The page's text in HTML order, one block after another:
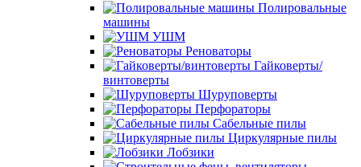
Полировальные
машины
УШМ
Реноваторы
Гайковерты/
винтоверты
Шуруповерты
Перфораторы
Сабельные пилы
Циркулярные пилы
Лобзики